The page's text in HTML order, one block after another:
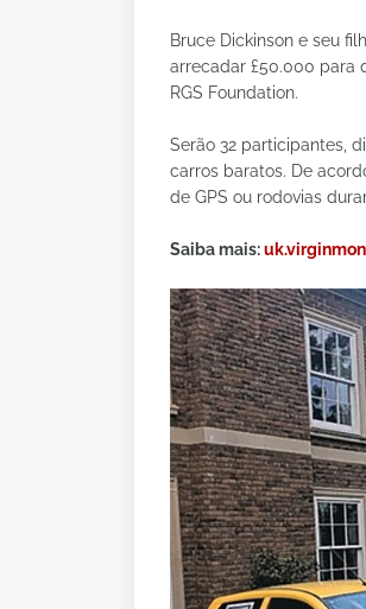
Bruce Dickinson e seu
arrecadar £50.000 para
RGS Foundation.
Serão 32 participantes,
carros baratos. De
de GPS ou rodovias
Saiba mais: